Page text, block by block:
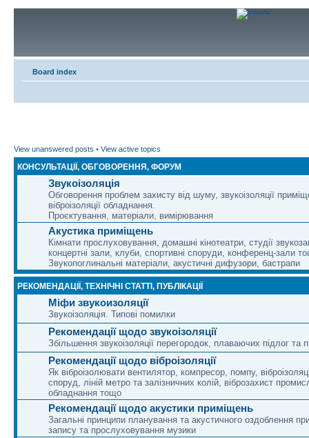
Board index
View unanswered posts • View active topics
КОНСУЛЬТАЦІЇ, ОБГОВОРЕННЯ, ФОРУМ
Звукоізоляція
Обговорення проблем захисту від шуму, звукоізоляції
віброізоляції обладнання.
Проєктування, матеріали, вимірювання
Акустика приміщень
Кімнати прослуховування, домашні кінотеатри, студії
концертні зали, клуби, спортивні споруди, конференц-зали
Звукопоглинальні матеріали, акустичні дифузори, бастрапи
РЕКОМЕНДАЦІЇ, ТЕХНІЧНІ СТАТТІ, ПУБЛІКАЦІЇ
Міфи звукоизоляції
Звукоізоляція. Типові помилки
Рекомендації щодо звукоізоляції
Збільшення звукоізоляції перегородок, плаваючих підлог та
Рекомендації щодо віброізоляції
Як віброізолювати вентилятор, компресор, помпу,
споруд, ліній метро та залізничних колій, віброзахист
обладнання тощо
Рекомендації щодо акустики приміщень
Загальні принципи планування та акустичного оздоблення
запису та прослуховування музики